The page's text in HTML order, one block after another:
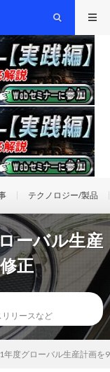
テクノロジー/製品
ーバル生産
正
リリースなど
年度グローバル生産計画